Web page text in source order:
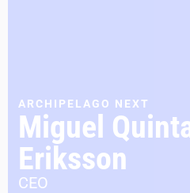
ARCHIPELAGO NEXT
Miguel
Eriksson
CEO